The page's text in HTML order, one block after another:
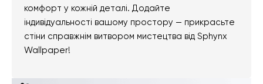
комфорт у кожній деталі. Додайте
індивідуальності вашому простору — прикрасьте
стіни справжнім витвором мистецтва від Sphynx
Wallpaper!